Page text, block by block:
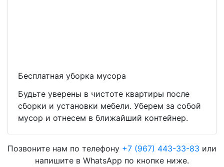
Бесплатная уборка мусора
Будьте уверены в чистоте квартиры после
сборки и установки мебели. Уберем за собой
мусор и отнесем в ближайший контейнер.
Позвоните нам по телефону +7 (967) 443-33-83 или
напишите в WhatsApp по кнопке ниже.